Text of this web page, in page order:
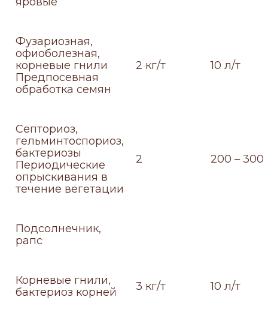
Фузариозная,
офиоболезная,
корневые гнили
Предпосевная
обработка семян
2 кг/т 10 л/т
Септориоз,
гельминтоспориоз,
бактериозы
Периодические
опрыскивания в
течение вегетации
2 200 – 300
Подсолнечник,
рапс
Корневые гнили,
бактериоз корней
3 кг/т 10 л/т